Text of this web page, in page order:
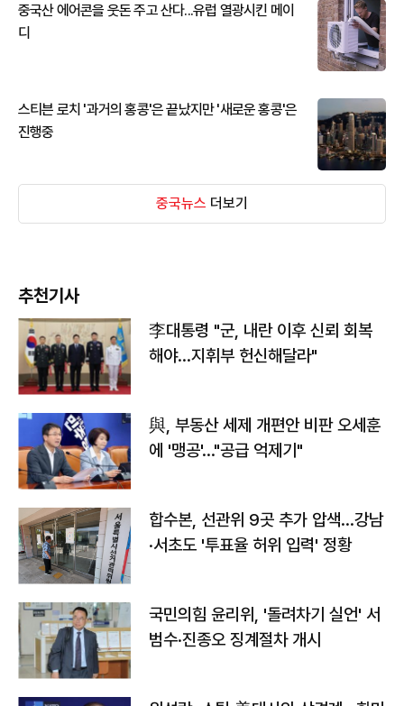
중국산 에어콘을 웃돈 주고 산다...유럽 열광시킨 메이
디
스티븐 로치 '과거의 홍콩'은 끝났지만 '새로운 홍콩'은
진행중
중국뉴스 더보기
추천기사
李대통령 "군, 내란 이후 신뢰 회복
해야…지휘부 헌신해달라"
與, 부동산 세제 개편안 비판 오세훈
에 '맹공'…"공급 억제기"
합수본, 선관위 9곳 추가 압색…강남
·서초도 '투표율 허위 입력' 정황
국민의힘 윤리위, '돌려차기 실언' 서
범수·진종오 징계절차 개시